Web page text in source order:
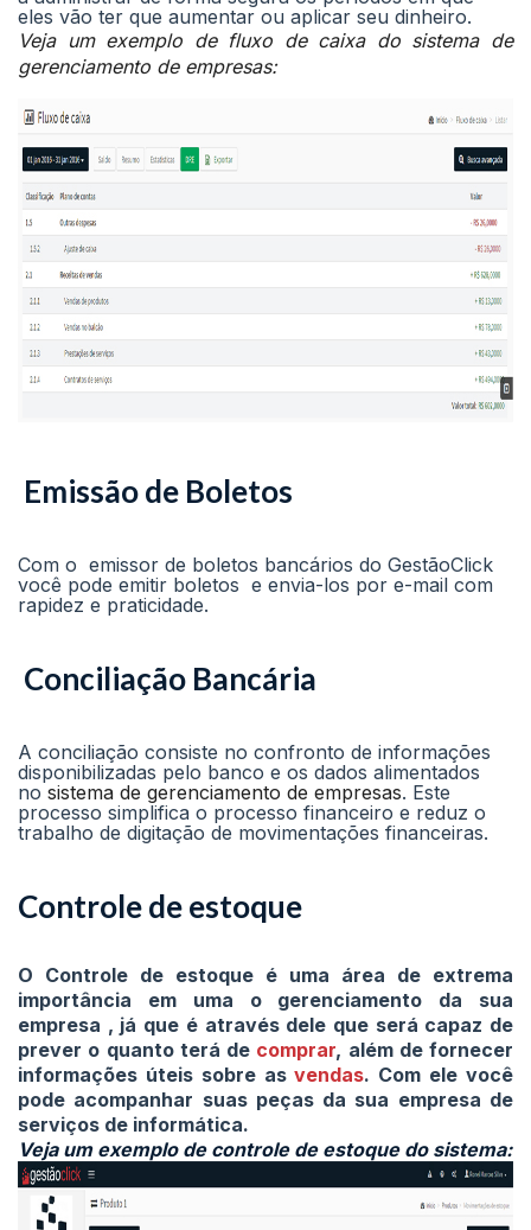
eles vão ter que aumentar ou aplicar seu dinheiro.
Veja um exemplo de fluxo de caixa do sistema de
gerenciamento de empresas:
Emissão de Boletos
Com o emissor de boletos bancários do GestãoClick
você pode emitir boletos e envia-los por e-mail com
rapidez e praticidade.
Conciliação Bancária
A conciliação consiste no confronto de informações
disponibilizadas pelo banco e os dados alimentados
no sistema de gerenciamento de empresas. Este
processo simplifica o processo financeiro e reduz o
trabalho de digitação de movimentações financeiras.
Controle de estoque
O Controle de estoque é uma área de extrema
importância em uma o gerenciamento da sua
empresa , já que é através dele que será capaz de
prever o quanto terá de comprar, além de fornecer
informações úteis sobre asvendas. Com ele você
pode acompanhar suas peças da sua empresa de
serviços de informática.
Veja um exemplo de controle de estoque do sistema: